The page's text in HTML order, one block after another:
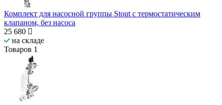
Комплект для насосной группы Stout с термостатическим
клапаном, без насоса
25 680
на складе
Товаров 1